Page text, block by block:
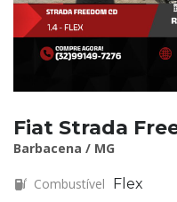
Fiat Strada
Barbacena / MG
Combustível Flex